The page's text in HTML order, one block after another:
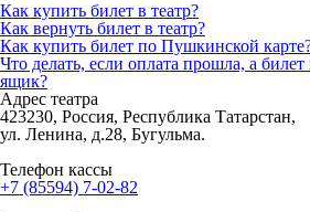
Как купить билет в театр?
Как вернуть билет в театр?
Как купить билет по Пушкинской
Что делать, если оплата прошла, а
ящик?
Адрес театра
423230, Россия, Республика Татарстан,
ул. Ленина, д.28, Бугульма.
Телефон кассы
+7 (85594) 7-02-82